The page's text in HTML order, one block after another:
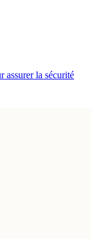
assurer la sécurité